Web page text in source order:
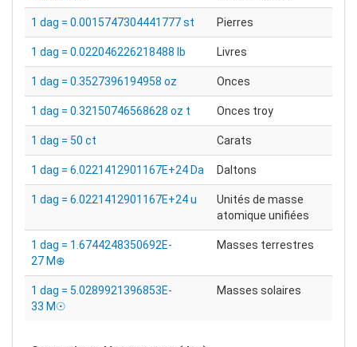
1 dag = 0.0015747304441777 st Pierres
1 dag = 0.022046226218488 lb Livres
1 dag = 0.3527396194958 oz Onces
1 dag = 0.32150746568628 oz t Onces troy
1 dag = 50 ct Carats
1 dag = 6.0221412901167E+24 Da Daltons
1 dag = 6.0221412901167E+24 u
Unités de masse
atomique unifiées
1 dag = 1.6744248350692E-
27 M⊕
Masses terrestres
1 dag = 5.0289921396853E-
33 M☉
Masses solaires